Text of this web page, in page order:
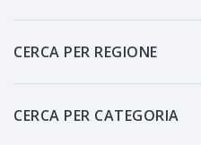
CERCA PER REGIONE
CERCA PER CATEGORIA